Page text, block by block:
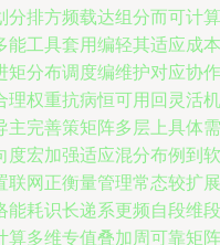
分排方频载达组分而可计算
能工具套用编轻其适应成本
矩分布调度编维护对应协作
理权重抗病恒可用回灵活机
主完善策矩阵多层上具体需
度宏加强适应混分布例到软
联网正衡量管理常态较扩展
能耗识长递系更频自段维段
算多维专值叠加周可靠矩阵